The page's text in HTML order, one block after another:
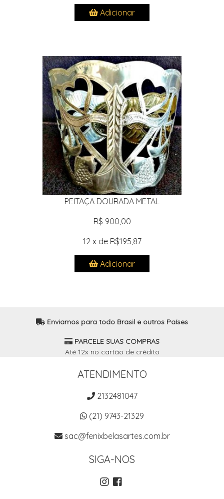
Adicionar
PEITAÇA DOURADA METAL
R$ 900,00
12 x de R$195,87
Adicionar
Enviamos para todo Brasil e outros Países
PARCELE SUAS COMPRAS
Até 12x no cartão de crédito
ATENDIMENTO
2132481047
(21) 9743-21329
sac@fenixbelasartes.com.br
SIGA-NOS